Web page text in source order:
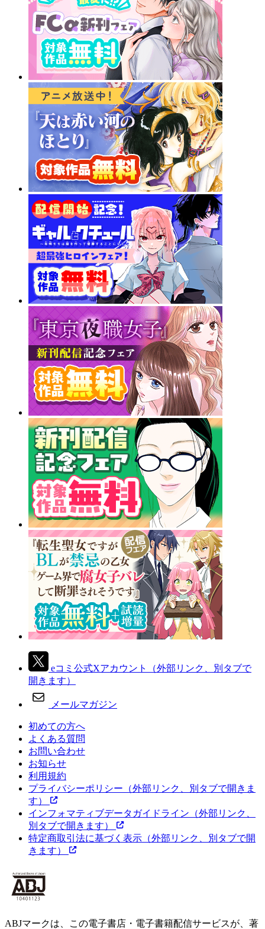
eコミ公式Xアカウント
（外部リンク、別タブで
開きます）
メールマガジン
初めての方へ
よくある質問
お問い合わせ
お知らせ
利用規約
プライバシーポリシー （外部リンク、別タブで開きま
す）
インフォマティブデータガイドライン （外部リンク、
別タブで開きます）
特定商取引法に基づく表示 （外部リンク、別タブで開
きます）
ABJマークは、この電子書店・電子書籍配信サービスが、著